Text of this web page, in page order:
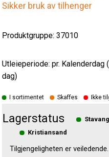
Sikker bruk av tilhenger
Produktgruppe: 37010
Utleieperiode: pr.
dag)
I sortimentet Skaffes Ikke
Lagerstatus
Kristiansand
Tilgjengeligheten er